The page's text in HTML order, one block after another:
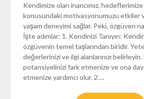
Kendimize olan inancımız,
konusundaki motivasyonumuzu etkiler
yaşam deneyimi sağlar. Peki, özgüven
İşte adımlar: 1. Kendinizi Tanıyın:
özgüvenin temel taşlarından biridir.
değerlerinizi ve ilgi alanlarınızı
potansiyelinizi fark etmenize ve ona
etmenize yardımcı olur. 2….